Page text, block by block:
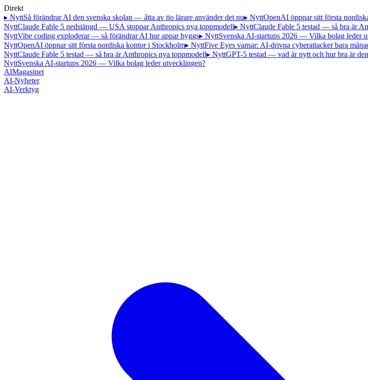
Direkt
▸ NyttSå förändrar AI den svenska skolan — åtta av tio lärare använder det nu▸ NyttOpenAI öppnar sitt första
NyttClaude Fable 5 nedstängd — USA stoppar Anthropics nya toppmodell▸ NyttClaude Fable 5 testad — så bra är
NyttVibe coding exploderar — så förändrar AI hur appar byggs▸ NyttSvenska AI-startups 2026 — Vilka bolag leder
NyttOpenAI öppnar sitt första nordiska kontor i Stockholm▸ NyttFive Eyes varnar: AI-drivna cyberattacker bara
NyttClaude Fable 5 testad — så bra är Anthropics nya toppmodell▸ NyttGPT-5 testad — vad är nytt och hur bra är
NyttSvenska AI-startups 2026 — Vilka bolag leder utvecklingen?
AIMagasinet
AI-Nyheter
AI-Verktyg